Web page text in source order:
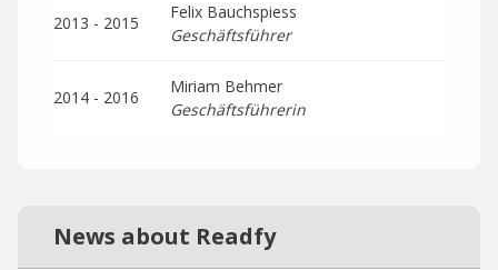
2013 - 2015
Felix Bauchspiess
Geschäftsführer
2014 - 2016
Miriam Behmer
Geschäftsführerin
News about Readfy